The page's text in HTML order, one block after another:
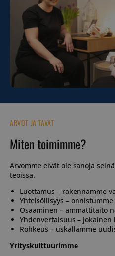
ARVOT JA TAVAT
Miten toimimme?
Arvomme eivät ole sanoja
teoissa.
Luottamus – rakennamme
Yhteisöllisyys – onnistumme
Osaaminen – ammattitaito
Yhdenvertaisuus – jokainen
Rohkeus – uskallamme
Yrityskulttuurimme